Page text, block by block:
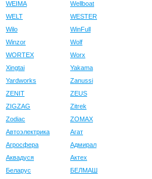
WEIMA
Wellboat
WELT
WESTER
Wilo
WinFull
Winzor
Wolf
WORTEX
Worx
Xingtai
Yakama
Yardworks
Zanussi
ZENIT
ZEUS
ZIGZAG
Zitrek
Zodiac
ZOMAX
Автоэлектрика
Агат
Агросфера
Адмирал
Аквадуся
Актех
Беларус
БЕЛМАШ